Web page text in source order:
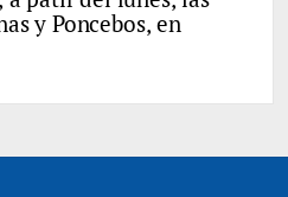
y Poncebos, en